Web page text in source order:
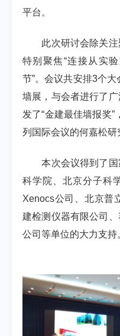
平台。
此次研讨会除关
特别聚焦“连接从实
节”。会议共安排3个大
墙展，与会者进行了
发了“金建最佳墙报奖”
列国际会议的何嘉松研
本次会议得到了
科学院、北京分子科
Xenocs公司、北京普
建检测仪器有限公司
公司等单位的大力支持